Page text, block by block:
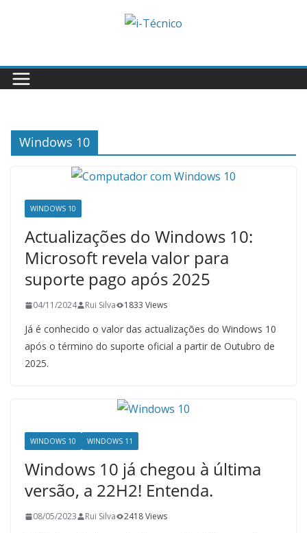
Windows 10
WINDOWS 10
Actualizações do Windows 10:
Microsoft revela valor para
suporte pago após 2025
04/11/2024 Rui Silva 1833 Views
Já é conhecido o valor das actualizações do Windows 10
após o término do suporte oficial a partir de Outubro de
2025.
WINDOWS 10 WINDOWS 11
Windows 10 já chegou à última
versão, a 22H2! Entenda.
08/05/2023 Rui Silva 2418 Views